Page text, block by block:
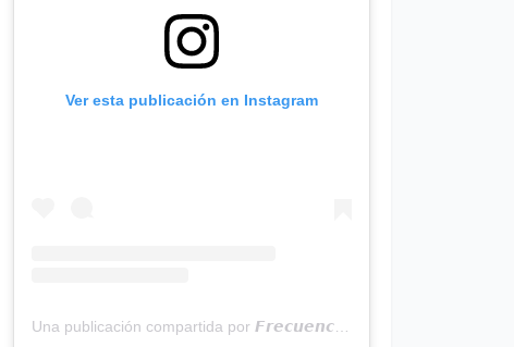
Ver esta publicación en Instagram
Una publicación compartida por 𝙁𝙧𝙚𝙘𝙪𝙚𝙣𝙘𝙞𝙖 𝙉𝙤𝙩𝙞𝙘𝙞𝙖𝙨 | Programa Radial (@frecuencianoticias)